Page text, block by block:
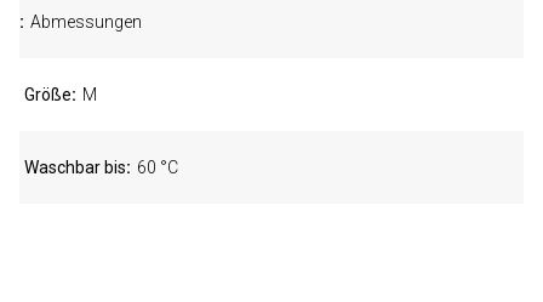
Abmessungen
Größe M
Waschbar bis 60 °C